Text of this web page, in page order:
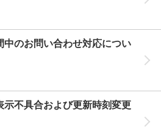
中のお問い合わせ対応につい
示不具合および更新時刻変更